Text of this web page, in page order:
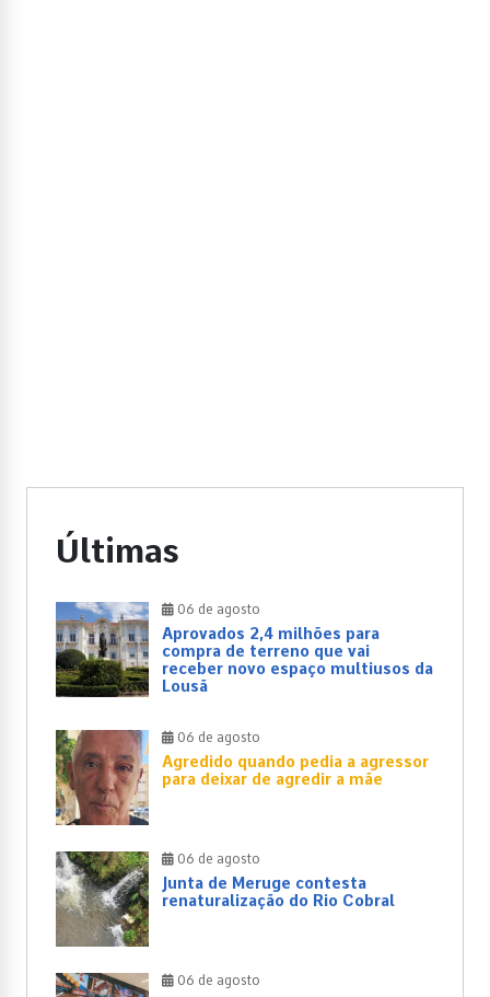
Últimas
06 de agosto
Aprovados 2,4 milhões para
compra de terreno que vai
receber novo espaço multiusos da
Lousã
06 de agosto
Agredido quando pedia a agressor
para deixar de agredir a mãe
06 de agosto
Junta de Meruge contesta
renaturalização do Rio Cobral
06 de agosto